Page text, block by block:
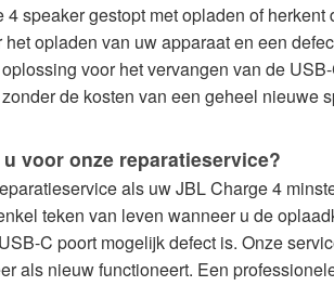
4 speaker gestopt met opladen of
opladen van uw apparaat en een
voor het vervangen van de
de kosten van een geheel nieuwe
voor onze reparatieservice?
als uw JBL Charge 4
teken van leven wanneer u de
C poort mogelijk defect is. Onze
als nieuw functioneert. Een